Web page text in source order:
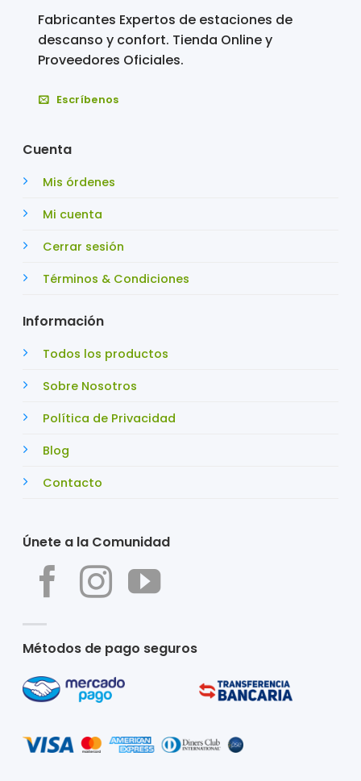
Fabricantes Expertos de estaciones de
descanso y confort. Tienda Online y
Proveedores Oficiales.
Escríbenos
Cuenta
Mis órdenes
Mi cuenta
Cerrar sesión
Términos & Condiciones
Información
Todos los productos
Sobre Nosotros
Política de Privacidad
Blog
Contacto
Únete a la Comunidad
Métodos de pago seguros